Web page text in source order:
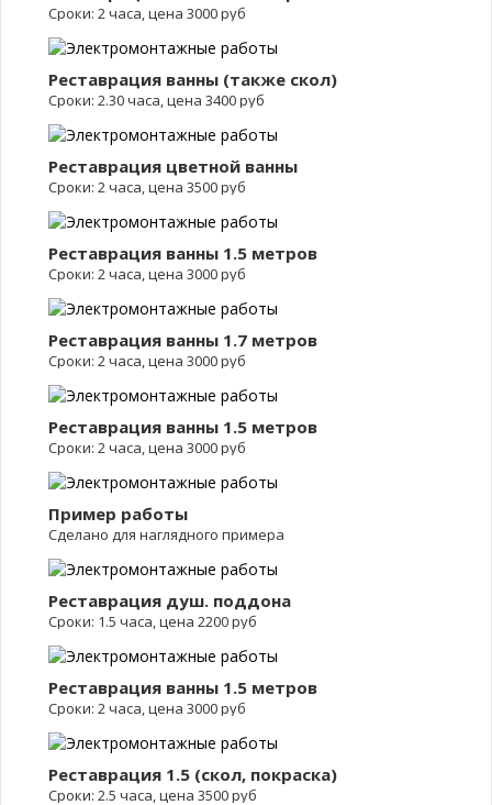
Сроки: 2 часа, цена 3000 руб
Реставрация ванны (также скол)
Сроки: 2.30 часа, цена 3400 руб
Реставрация цветной ванны
Сроки: 2 часа, цена 3500 руб
Реставрация ванны 1.5 метров
Сроки: 2 часа, цена 3000 руб
Реставрация ванны 1.7 метров
Сроки: 2 часа, цена 3000 руб
Реставрация ванны 1.5 метров
Сроки: 2 часа, цена 3000 руб
Пример работы
Сделано для наглядного примера
Реставрация душ. поддона
Сроки: 1.5 часа, цена 2200 руб
Реставрация ванны 1.5 метров
Сроки: 2 часа, цена 3000 руб
Реставрация 1.5 (скол, покраска)
Сроки: 2.5 часа, цена 3500 руб